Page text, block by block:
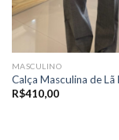
MASCULINO
Calça Masculina de Lã
R$410,00